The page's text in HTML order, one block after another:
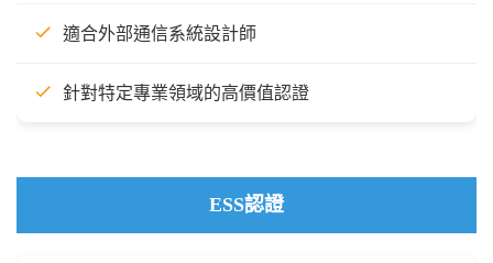
適合外部通信系統設計師
針對特定專業領域的高價值認證
ESS認證